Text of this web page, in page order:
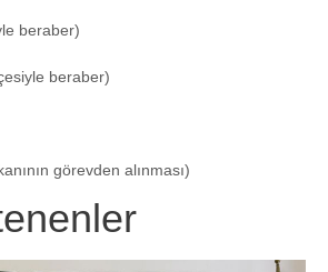
beraber)
beraber)
görevden alınması)